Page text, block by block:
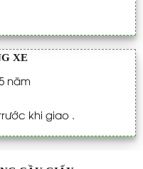
XE
năm
khi giao .